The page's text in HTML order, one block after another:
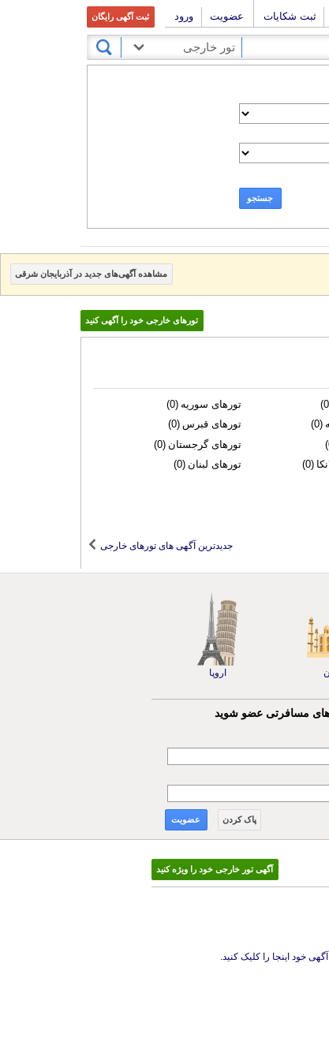
ثبت شکایات عضویت ورود ثبت آگهی رایگان
تور خارجی
جستجو
مشاهده آگهی‌های جدید در آذربایجان شرقی
تورهای خارجی خود را آگهی کنید
جدیدترین آگهی های تورهای خارجی
(0)
(0)
تورهای سوریه (0)
تورهای قبرس (0)
تورهای گرجستان (0)
تورهای لبنان (0)
اروپا
مسافرتی عضو شوید
عضویت پاک کردن
آگهی تور خارجی خود را ویژه کنید
خود اینجا را کلیک کنید.